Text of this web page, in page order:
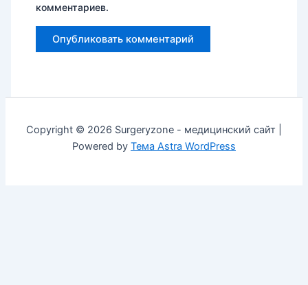
комментариев.
Copyright © 2026 Surgeryzone - медицинский сайт |
Powered by Тема Astra WordPress